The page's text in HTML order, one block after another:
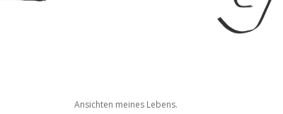
Ansichten meines Lebens.